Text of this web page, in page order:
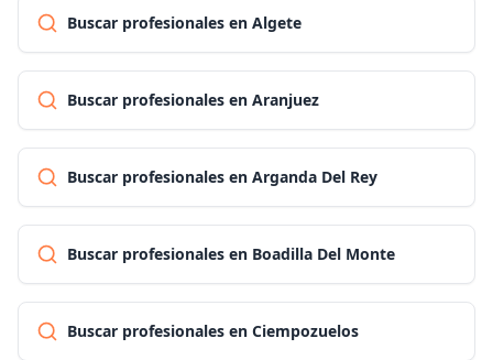
Buscar profesionales en Algete
Buscar profesionales en Aranjuez
Buscar profesionales en Arganda Del Rey
Buscar profesionales en Boadilla Del Monte
Buscar profesionales en Ciempozuelos